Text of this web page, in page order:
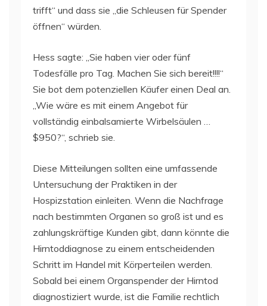
trifft“ und dass sie „die Schleusen für Spender
öffnen“ würden.
Hess sagte: „Sie haben vier oder fünf
Todesfälle pro Tag. Machen Sie sich bereit!!!!“
Sie bot dem potenziellen Käufer einen Deal an.
„Wie wäre es mit einem Angebot für
vollständig einbalsamierte Wirbelsäulen …
$950?“, schrieb sie.
Diese Mitteilungen sollten eine umfassende
Untersuchung der Praktiken in der
Hospizstation einleiten. Wenn die Nachfrage
nach bestimmten Organen so groß ist und es
zahlungskräftige Kunden gibt, dann könnte die
Hirntoddiagnose zu einem entscheidenden
Schritt im Handel mit Körperteilen werden.
Sobald bei einem Organspender der Hirntod
diagnostiziert wurde, ist die Familie rechtlich